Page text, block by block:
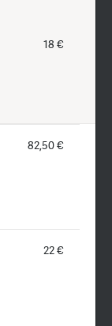
18 €
82,50 €
22 €